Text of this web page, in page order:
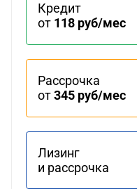
Кредит
от 118 руб/мес
Рассрочка
от345 руб/мес
Лизинг
и рассрочка